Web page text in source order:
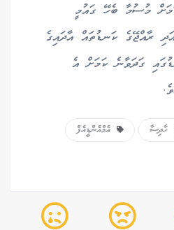
މުސުމާ ބެހޭ ގައުމީ
ރާއްޖޭގެ ކަނޑުތައް އާދައިގެ
ގަދަވާނެ ކަމަށް އެ
ހާދިސާ
އެމްއެންޑީއެފް